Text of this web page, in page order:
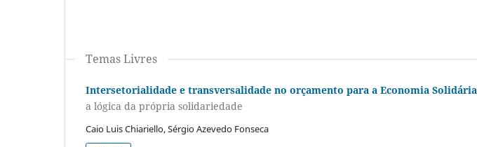
Temas Livres
Intersetorialidade e transversalidade no orçamento para a Economia Solidária
a lógica da própria solidariedade
Caio Luis Chiariello, Sérgio Azevedo Fonseca